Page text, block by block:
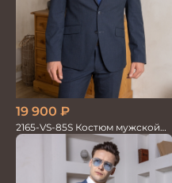
19 900 ₽
2165-VS-85S Костюм мужской
двойка